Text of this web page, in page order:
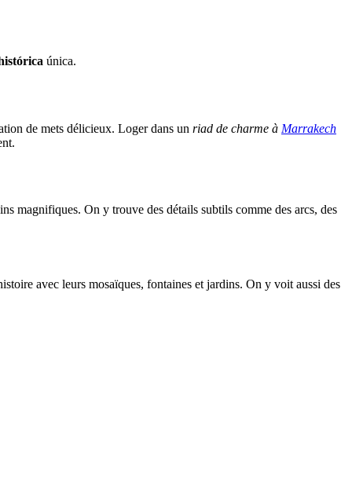
única.
de mets délicieux. Loger dans un riad de charme à Marrakech
magnifiques. On y trouve des détails subtils comme des arcs, des
avec leurs mosaïques, fontaines et jardins. On y voit aussi des